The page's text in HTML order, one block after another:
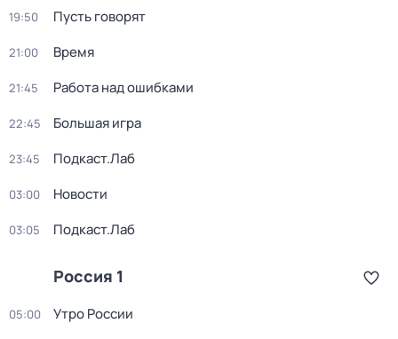
19:50 Пусть говорят
21:00 Время
21:45 Работа над ошибками
22:45 Большая игра
23:45 Подкаст.Лаб
03:00 Новости
03:05 Подкаст.Лаб
Россия 1
05:00 Утро России